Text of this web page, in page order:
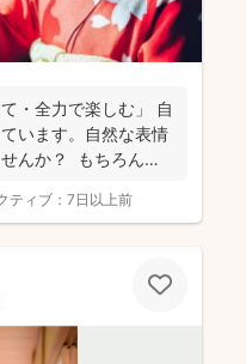
・全力で楽しむ」 自
います。自然な表情
んか？ もちろん、
ティブ： 7日以上前